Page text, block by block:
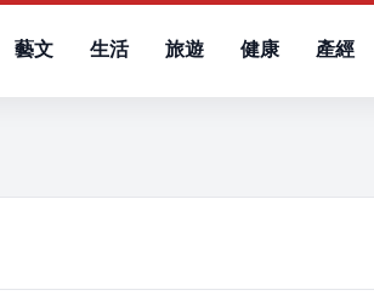
藝文 生活 旅遊 健康 產經